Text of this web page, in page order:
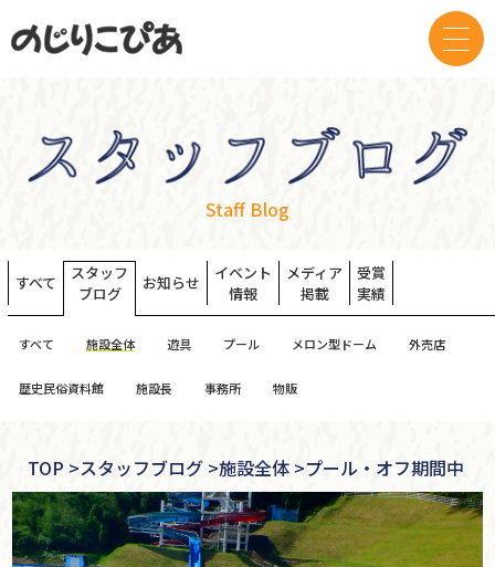
Staff Blog
すべて
スタッフ
ブログ
お知らせ
イベント
情報
メディア
掲載
受賞
実績
すべて 施設全体 遊具 プール メロン型ドーム 外売店
歴史民俗資料館 施設長 事務所 物販
TOP >スタッフブログ >施設全体 >プール・オフ期間中